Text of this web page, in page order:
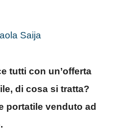
Saija
tutti con un’offerta
di cosa si tratta?
portatile venduto ad